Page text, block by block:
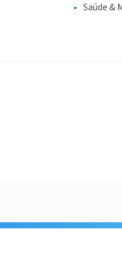
Saúde &